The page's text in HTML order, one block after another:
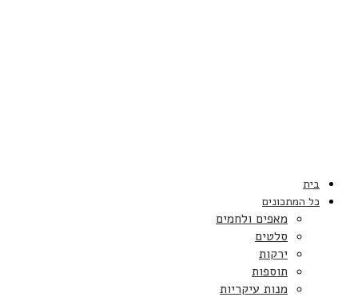
בית
כל המתכונים
מאפים ולחמים
סלטים
ירקות
תוספות
מנות עיקריות